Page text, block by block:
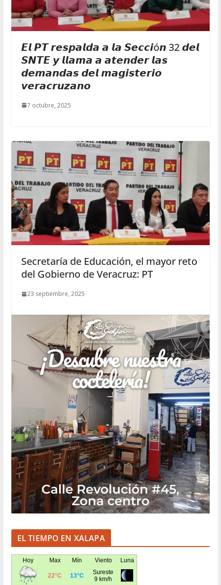
𝙀𝙡 𝙋𝙏 𝙧𝙚𝙨𝙥𝙖𝙡𝙙𝙖 𝙖 𝙡𝙖 𝙎𝙚𝙘𝙘𝙞ó𝙣 32 𝙙𝙚𝙡
𝙎𝙉𝙏𝙀 𝙮 𝙡𝙡𝙖𝙢𝙖 𝙖 𝙖𝙩𝙚𝙣𝙙𝙚𝙧 𝙡𝙖𝙨
𝙙𝙚𝙢𝙖𝙣𝙙𝙖𝙨 𝙙𝙚𝙡 𝙢𝙖𝙜𝙞𝙨𝙩𝙚𝙧𝙞𝙤
𝙫𝙚𝙧𝙖𝙘𝙧𝙪𝙯𝙖𝙣𝙤
7 octubre, 2025
Secretaría de Educación, el mayor reto
del Gobierno de Veracruz: PT
23 septiembre, 2025
EL TIEMPO EN XALAPA